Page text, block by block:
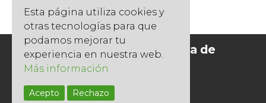
Socios del Gremi de Jardineria de
Catalunya
Esta página utiliza cookies y
otras tecnologías para que
podamos mejorar tu
experiencia en nuestra web.
Más información
Acepto Rechazo